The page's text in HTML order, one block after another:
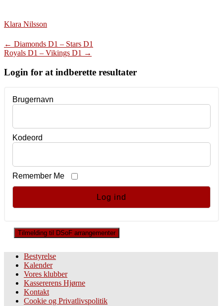
Klara Nilsson
Post
navigation
← Diamonds D1 – Stars D1
Royals D1 – Vikings D1 →
Login for at indberette resultater
Brugernavn
Kodeord
Remember Me
Tilmelding til DSoF arrangementer
Bestyrelse
Kalender
Vores klubber
Kassererens Hjørne
Kontakt
Cookie og Privatlivspolitik